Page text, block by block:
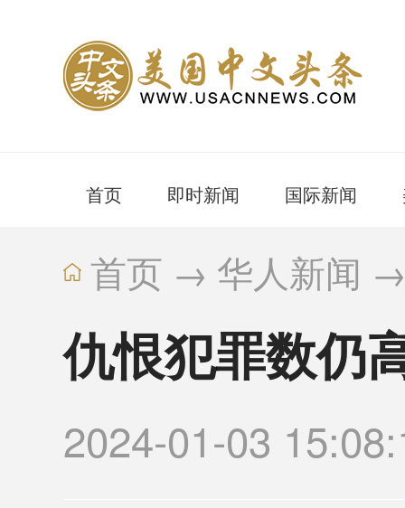
首页 即时新闻 国际新闻
首页 → 华人新闻
仇恨犯罪数仍
2024-01-03